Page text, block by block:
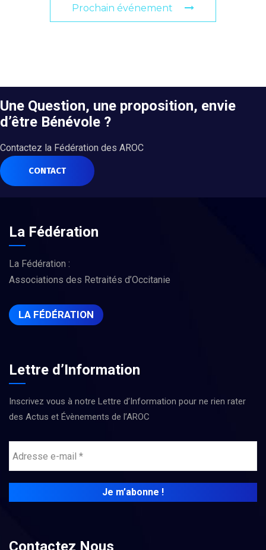
Prochain événement
Une Question, une proposition, envie
d’être Bénévole ?
Contactez la Fédération des AROC
CONTACT
La Fédération
La Fédération :
Associations des Retraités d’Occitanie
LA FÉDÉRATION
Lettre d’Information
Inscrivez vous à notre Lettre d’Information pour ne rien rater
des Actus et Évènements de l’AROC
Contactez Nous